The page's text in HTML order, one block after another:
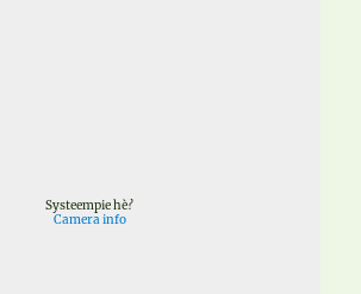
Systeempie hè?
Camera info